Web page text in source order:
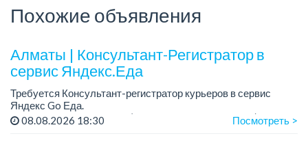
Похожие объявления
Алматы | Консультант-Регистратор в
сервис Яндекс.Еда
Требуется Консультант-регистратор курьеров в сервис
Яндекс Go Еда.
Условия: работа в офисе (Абылай хана - Макатаева).
08.08.2026 18:30 Посмотреть >